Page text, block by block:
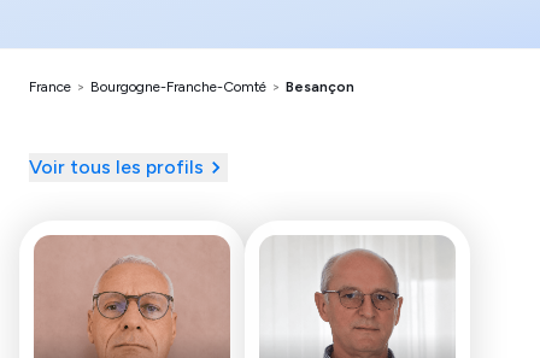
France > Bourgogne-Franche-Comté > Besançon
Voir tous les profils